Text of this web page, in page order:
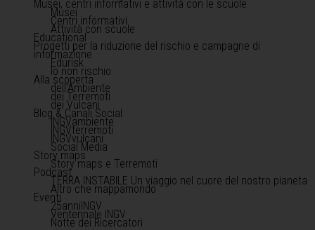
Musei, centri informativi e attività con le scuole
Musei
Centri informativi
Attività con scuole
Educational
Progetti per la riduzione del rischio e campagne di
informazione
Edurisk
Io non rischio
Alla scoperta
dell'Ambiente
dei Terremoti
dei Vulcani
Blog & Canali Social
INGVambiente
INGVterremoti
INGVvulcani
Social Media
Story maps
Story maps e Terremoti
Podcast
TERRA INSTABILE Un viaggio nel cuore del nostro pianeta
Altro che mappamondo
Eventi
25anniINGV
Ventennale INGV
Notte dei Ricercatori